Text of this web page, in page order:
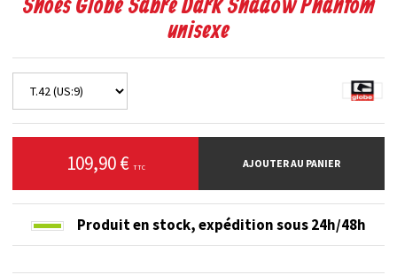
Shoes Globe Sabre Dark Shadow Phantom
unisexe
109,90 € TTC AJOUTER AU PANIER
Produit en stock,expédition sous 24h/48h